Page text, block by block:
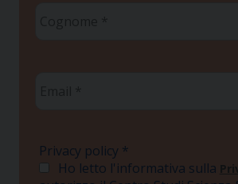
Privacy policy *
Ho letto l'informativa sulla